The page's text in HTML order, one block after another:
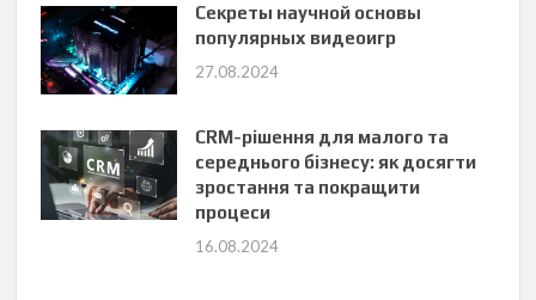
Секреты научной основы
популярных видеоигр
27.08.2024
CRM-рішення для малого та
середнього бізнесу: як досягти
зростання та покращити
процеси
16.08.2024